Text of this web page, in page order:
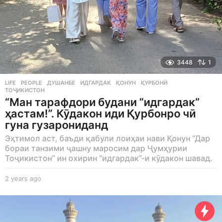
3448 1
LIFE ,PEOPLE ДУШАНБЕ ,ИДГАРДАК ,ҚОНУН ,ҚУРБОНӢ
ТОҶИКИСТОН
“Ман тарафдори будани “идгардак”
ҳастам!”. Кӯдакон иди Қурбонро чӣ
гуна гузарониданд
Эҳтимол аст, баъди қабули лоиҳаи нави Қонун “Дар
бораи танзими ҷашну маросим дар Ҷумҳурии
Тоҷикистон” ин охирин “идгардак”-и кӯдакон шавад.
2 years ago
e